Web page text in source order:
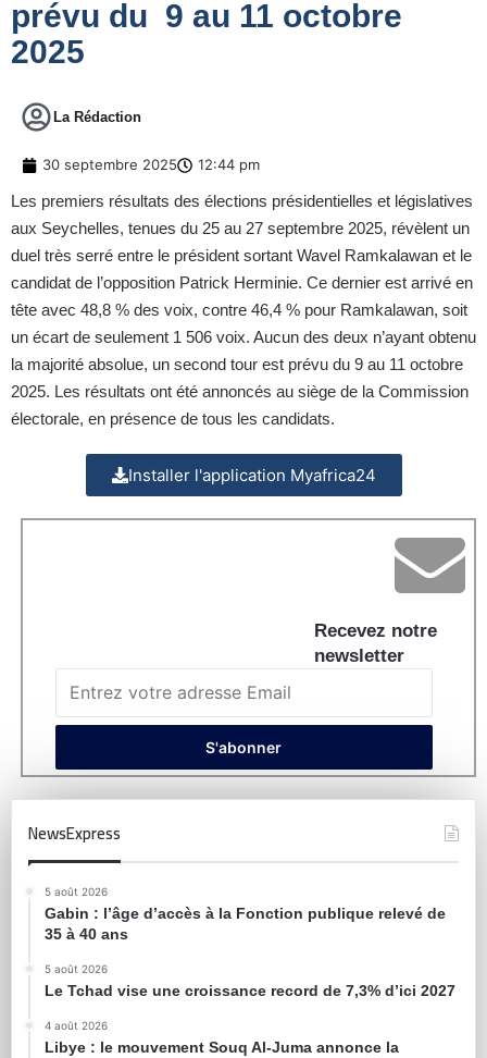
prévu du 9 au 11 octobre
2025
La Rédaction
30 septembre 2025 12:44 pm
Les premiers résultats des élections présidentielles et législatives
aux Seychelles, tenues du 25 au 27 septembre 2025, révèlent un
duel très serré entre le président sortant Wavel Ramkalawan et le
candidat de l’opposition Patrick Herminie. Ce dernier est arrivé en
tête avec 48,8 % des voix, contre 46,4 % pour Ramkalawan, soit
un écart de seulement 1 506 voix. Aucun des deux n’ayant obtenu
la majorité absolue, un second tour est prévu du 9 au 11 octobre
2025. Les résultats ont été annoncés au siège de la Commission
électorale, en présence de tous les candidats.
Installer l'application Myafrica24
Recevez notre
newsletter
NewsExpress
5 août 2026
Gabin : l’âge d’accès à la Fonction publique relevé de
35 à 40 ans
5 août 2026
Le Tchad vise une croissance record de 7,3% d’ici 2027
4 août 2026
Libye : le mouvement Souq Al-Juma annonce la